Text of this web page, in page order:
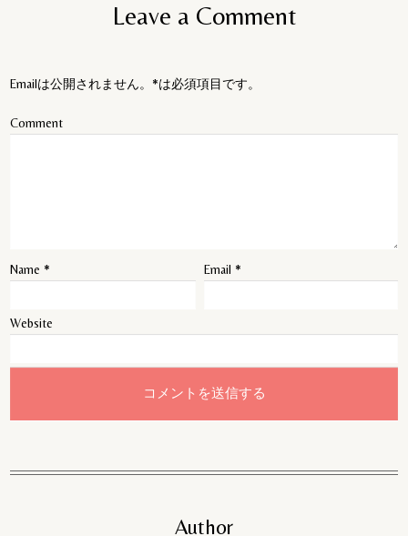
Leave a Comment
Emailは公開されません。*は必須項目です。
Comment
Name * Email *
Website
Author